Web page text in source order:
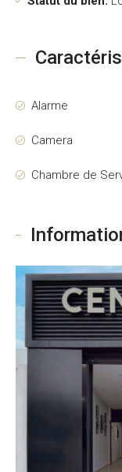
Alarme
Camera
Chambre de